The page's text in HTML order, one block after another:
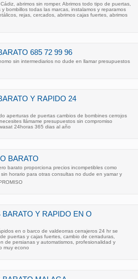
abrimos sin romper. Abrimos todo tipo de puertas,
y bombillos todas las marcas, instalamos y reparamos
rejas, cercados, abrimos cajas fuertes, abrimos
685 72 99 96
sin intermediarios no dude en llamar presupuestos
Y RAPIDO 24
aperturas de puertas cambios de bombines cerrojos
llámame presupuestos sin compromiso
24horas 365 dias al año
BARATO
barato proporciona precios incompetibles como
sin horario para otras consultas no dude en yamar y
Y RAPIDO EN O
en o barco de valdeorras cerrajeros 24 hr se
puertas y cajas fuertes, cambio de cerraduras,
de persianas y automatismos, profesionalidad y
muy econo